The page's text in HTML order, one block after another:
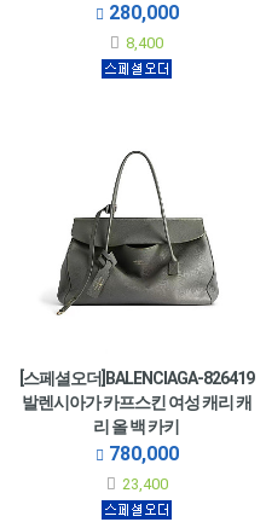
280,000
8,400
[스페셜오더]BALENCIAGA-826419
발렌시아가 카프스킨 여성 캐리 캐
리 올 백 카키
780,000
23,400